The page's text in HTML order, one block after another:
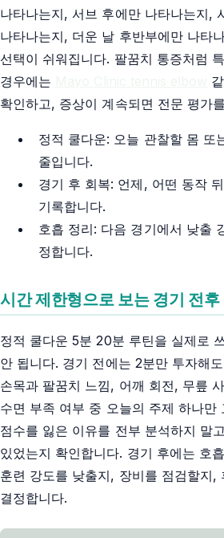
나타나는지, 서브 후에만 나타나는지,
나타나는지, 더운 날 후반부에만 나타
선택이 쉬워집니다. 팔꿈치 통증처럼
경우에는
확인하고, 증상이 계속되면 전문 평가
정적 쿨다운: 오늘 관찰할 몸 또
줄입니다.
경기 후 회복: 언제, 어떤 동작
기록합니다.
호흡 정리: 다음 경기에서 낮출
정합니다.
시간 제한형으로 보는 경기 전후
정적 쿨다운 5분 20분 루틴을 실제로
안 됩니다. 경기 전에는 2분만 투자해
손목과 팔꿈치 느낌, 어깨 회전, 무릎
수면 부족 여부 중 오늘의 주제 하나만
점수를 잃은 이유를 전부 분석하지 말
있었는지 확인합니다. 경기 후에는 호
훈련 강도를 낮출지, 장비를 점검할지,
결정합니다.